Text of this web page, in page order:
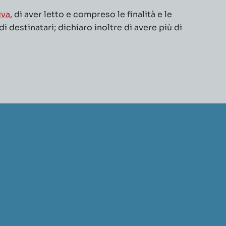
, di aver letto e compreso le finalità e le
destinatari; dichiaro inoltre di avere più di